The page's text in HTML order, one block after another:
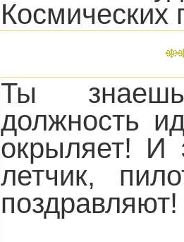
Космических
Ты
должность
окрыляет! И
летчик,
поздравляют!